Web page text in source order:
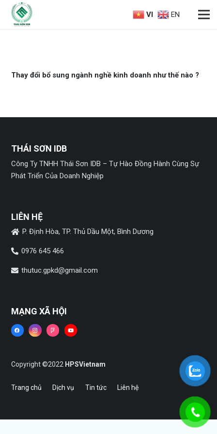
VI EN
Thay đổi bổ sung ngành nghề kinh doanh như thế nào ?
THÁI SƠN IDB
Công Ty TNHH Thái Sơn IDB – Tự Hào Đồng Hành Cùng Sự
Phát Triển Của Doanh Nghiệp
LIÊN HỆ
P. Định Hòa, TP. Thủ Dầu Một, Bình Dương
0976 645 466
thutuc.gpkd@gmail.com
MẠNG XÃ HỘI
Copyright ©2022 HPSVietnam
Trang chủ Dịch vụ Tin tức Liên hệ